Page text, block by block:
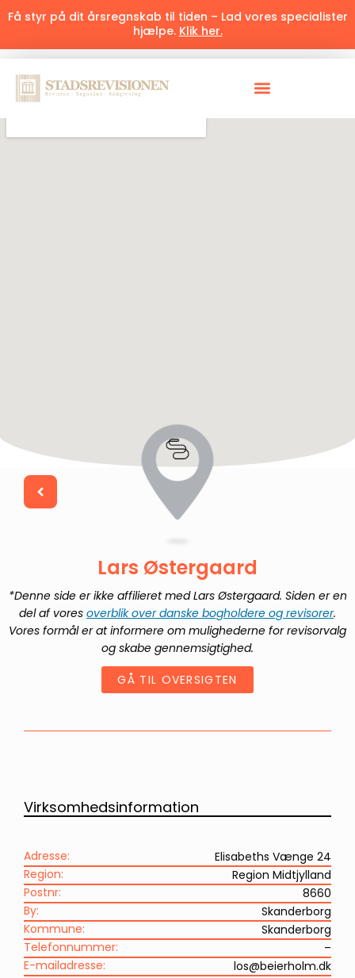
Få styr på dit årsregnskab til tiden – Lad vores specialister
hjælpe. Klik her.
Lars Østergaard
*Denne side er ikke affilieret medLars Østergaard. Siden er en
del af vores overblik over danske bogholdere og revisorer.
Vores formål er at informere om mulighederne for revisorvalg
og skabe gennemsigtighed.
GÅ TIL OVERSIGTEN
Virksomhedsinformation
Adresse:
Elisabeths Vænge 24
Region:
Region Midtjylland
Postnr:
8660
By:
Skanderborg
Kommune:
Skanderborg
Telefonnummer:
–
E-mailadresse:
los@beierholm.dk